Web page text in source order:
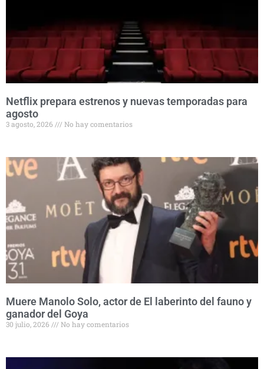
Netflix prepara estrenos y nuevas temporadas para
agosto
3 agosto, 2026 No hay comentarios
Muere Manolo Solo, actor de El laberinto del fauno y
ganador del Goya
30 julio, 2026 No hay comentarios